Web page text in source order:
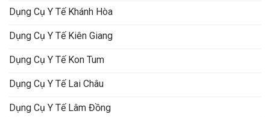
Dụng Cụ Y Tế Khánh Hòa
Dụng Cụ Y Tế Kiên Giang
Dụng Cụ Y Tế Kon Tum
Dụng Cụ Y Tế Lai Châu
Dụng Cụ Y Tế Lâm Đồng